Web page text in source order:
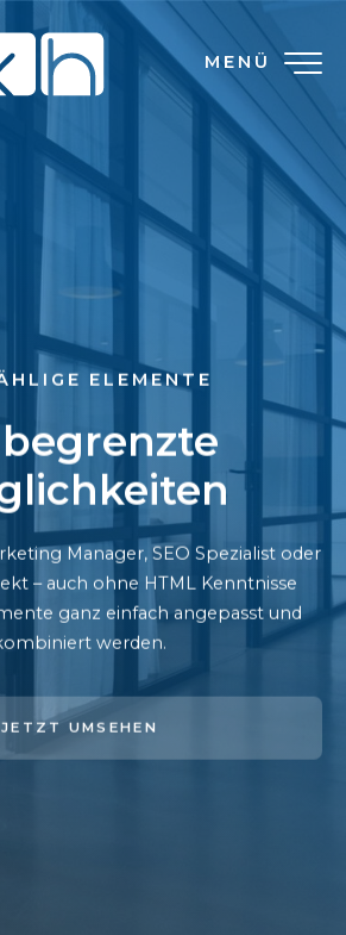
MENÜ
ELEMENTE
Manager, SEO Spezialist oder
– auch ohne HTML Kenntnisse
ganz einfach angepasst und
werden.
JETZT UMSEHEN